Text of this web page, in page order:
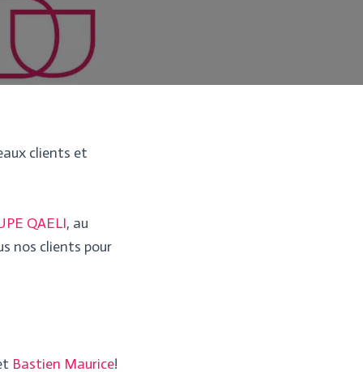
clients et
QAELI, au
nos clients pour
Bastien Maurice!